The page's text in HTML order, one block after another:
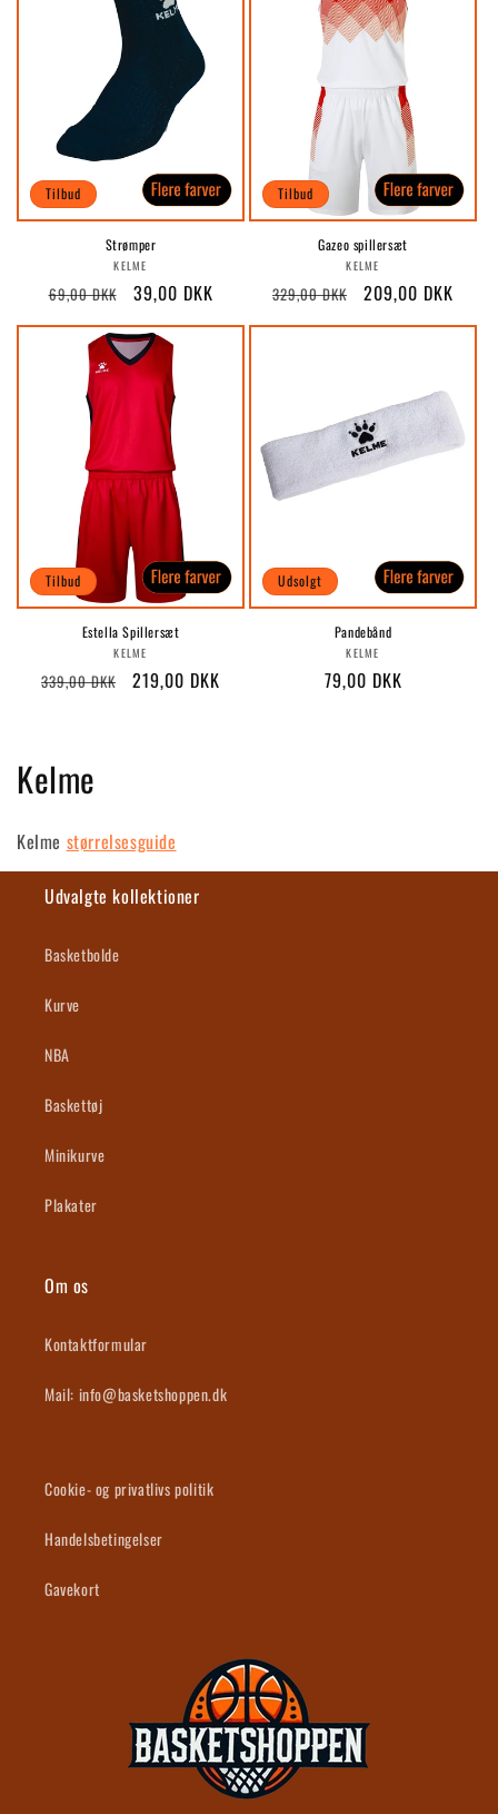
Tilbud
Strømper
Forhandler:
KELME
Normalpris
69,00 DKK Udsalgspris
39,00 DKK
Tilbud
Gazeo spillersæt
Forhandler:
KELME
Normalpris
329,00 DKK Udsalgspris
209,00 DKK
Tilbud
Estella Spillersæt
Forhandler:
KELME
Normalpris
339,00 DKK Udsalgspris
219,00 DKK
Udsolgt
Pandebånd
Forhandler:
KELME
Normalpris
79,00 DKK
K
o
l
Kelme
Kelme størrelsesguide
Udvalgte kollektioner
Basketbolde
Kurve
NBA
Baskettøj
Minikurve
Plakater
Om os
Kontaktformular
Mail: info@basketshoppen.dk
Cookie- og privatlivs politik
Handelsbetingelser
Gavekort